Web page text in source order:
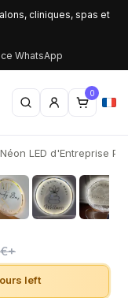
cliniques, spas et
WhatsApp
0
LED d'Entreprise
›
left